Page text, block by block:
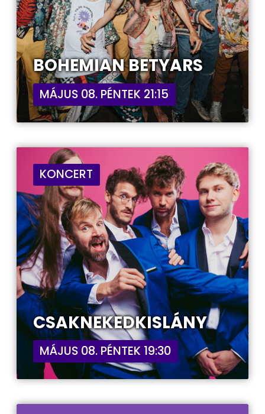
BOHEMIAN BETYARS
MÁJUS 08. PÉNTEK 21:15
KONCERT
CSAKNEKEDKISLÁNY
MÁJUS 08. PÉNTEK 19:30